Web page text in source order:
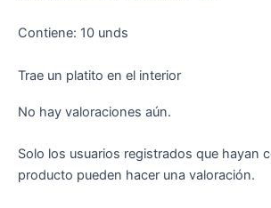
Contiene: 10 unds
Trae un platito en el interior
No hay valoraciones aún.
Solo los usuarios registrados que hayan
producto pueden hacer una valoración.